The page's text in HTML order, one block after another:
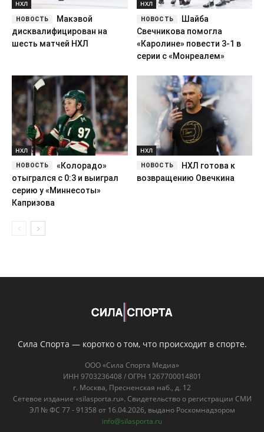
НХЛ
Макэвой
дисквалифицирован на
шесть матчей НХЛ
НХЛ
Шайба
Свечникова помогла
«Каролине» повести 3-1 в
серии с «Монреалем»
НХЛ
«Колорадо»
отыгрался с 0:3 и выиграл
серию у «Миннесоты»
Капризова
НХЛ
НХЛ готова к
возвращению Овечкина
Сила Спорта — коротко о том, что происходит в спорте.
ООО «Сила Спорта Медиа»
ИНН 9703236408 / ОГРН 1267700014801
г. Москва, Пресненская наб., д. 12
Сетевое издание «silasporta.ru». Свидетельство о регистрации СМИ
ЭЛ № ФС 77 - 91358 от 16.04.2026, выдано Роскомнадзором
info@silasporta.ru